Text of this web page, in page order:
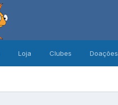
Loja Clubes Doações